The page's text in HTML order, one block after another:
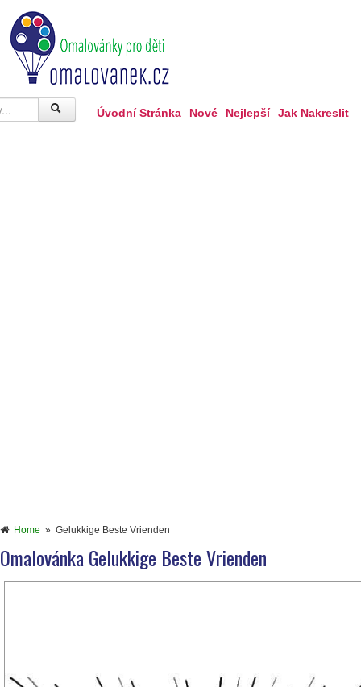
Úvodní Stránka Nové Nejlepší Jak Nakreslit
Home » Gelukkige Beste Vrienden
Omalovánka Gelukkige Beste Vrienden